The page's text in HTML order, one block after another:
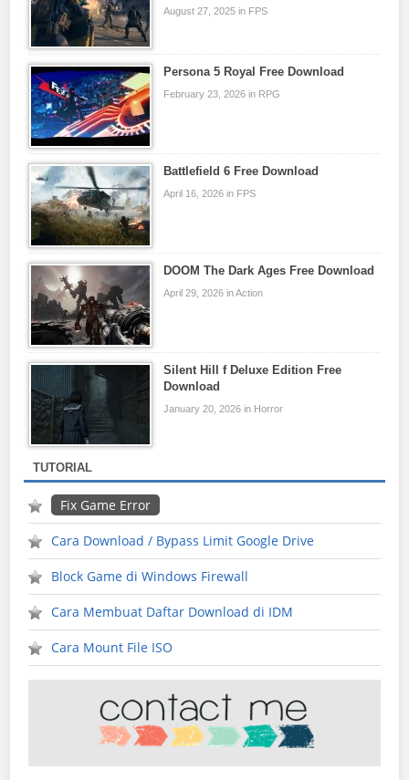
August 27, 2025 in FPS
Persona 5 Royal Free Download
February 23, 2026 in RPG
Battlefield 6 Free Download
April 16, 2026 in FPS
DOOM The Dark Ages Free Download
April 29, 2026 in Action
Silent Hill f Deluxe Edition Free
Download
January 20, 2026 in Horror
TUTORIAL
Fix Game Error
Cara Download / Bypass Limit Google Drive
Block Game di Windows Firewall
Cara Membuat Daftar Download di IDM
Cara Mount File ISO